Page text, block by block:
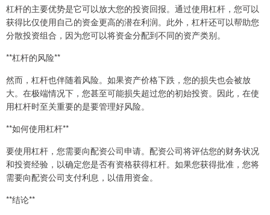
杠杆的主要优势是它可以放大您的投资回报。通过使用杠杆，您可以
获得比仅使用自己的资金更高的潜在利润。此外，杠杆还可以帮助您
分散投资组合，因为您可以将资金分配到不同的资产类别。
**杠杆的风险**
然而，杠杆也伴随着风险。如果资产价格下跌，您的损失也会被放
大。在极端情况下，您甚至可能损失超过您的初始投资。因此，在使
用杠杆时至关重要的是要管理好风险。
**如何使用杠杆**
要使用杠杆，您需要向配资公司申请。配资公司将评估您的财务状况
和投资经验，以确定您是否有资格获得杠杆。如果您获得批准，您将
需要向配资公司支付利息，以借用资金。
**结论**